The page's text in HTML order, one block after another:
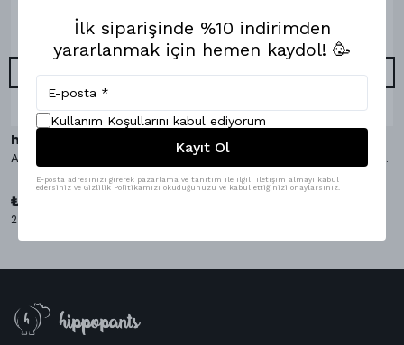
hippopants
AvocaDo It Bambu Çorap
₺ 349.00
2 Çorap Bedeni
hippopants
AvocaDo It Boxer & Bambu Çorap
%9
₺ 1,098.00
İlk siparişinde %10 indirimden
yararlanmak için hemen kaydol! 🥳
Kullanım Koşullarını kabul ediyorum
Kayıt Ol
E-posta adresinizi girerek pazarlama ve tanıtım ile ilgili iletişim almayı kabul
edersiniz ve Gizlilik Politikamızı okuduğunuzu ve kabul ettiğinizi onaylarsınız.